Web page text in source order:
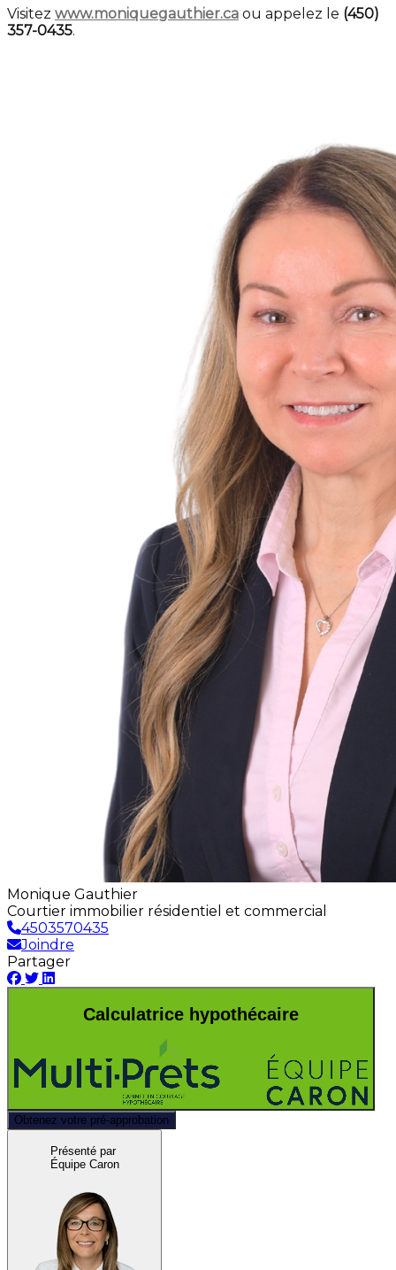
Visitez www.moniquegauthier.ca ou appelez le (450)
357-0435.
Monique Gauthier
Courtier immobilier résidentiel et commercial
4503570435
Joindre
Partager
Calculatrice hypothécaire
Obtenez votre pré-approbation
Présenté par
Équipe Caron